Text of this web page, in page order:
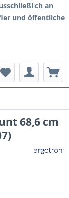
an
und öffentliche
68,6 cm